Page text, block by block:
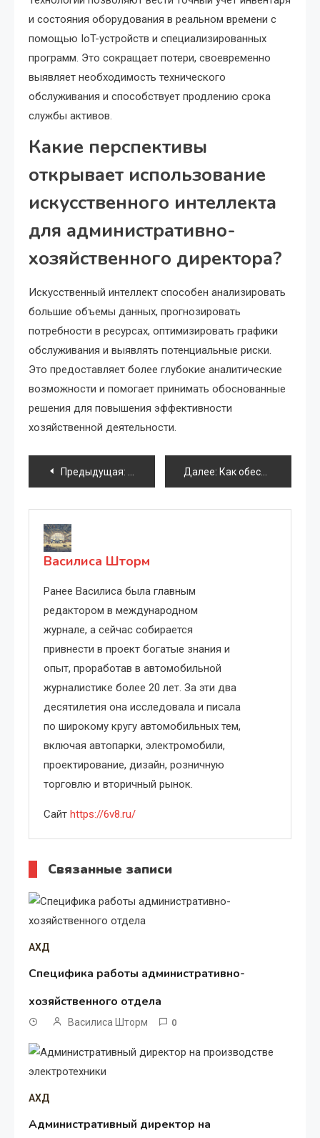
и состояния оборудования в реальном времени с
помощью IoT-устройств и специализированных
программ. Это сокращает потери, своевременно
выявляет необходимость технического
обслуживания и способствует продлению срока
службы активов.
Какие перспективы
открывает использование
искусственного интеллекта
для административно-
хозяйственного директора?
Искусственный интеллект способен анализировать
большие объемы данных, прогнозировать
потребности в ресурсах, оптимизировать графики
обслуживания и выявлять потенциальные риски.
Это предоставляет более глубокие аналитические
возможности и помогает принимать обоснованные
решения для повышения эффективности
хозяйственной деятельности.
Навигация
по
записям
Предыдущая: Как избежать сбоев в работе:
Далее: Как обеспечить реальный контроль за стандартами энергоэффективности: лучшие практики и ключевые вызовы
Василиса Шторм
Ранее Василиса была главным
редактором в международном
журнале, а сейчас собирается
привнести в проект богатые знания и
опыт, проработав в автомобильной
журналистике более 20 лет. За эти два
десятилетия она исследовала и писала
по широкому кругу автомобильных тем,
включая автопарки, электромобили,
проектирование, дизайн, розничную
торговлю и вторичный рынок.
Сайт https://6v8.ru/
Связанные записи
АХД
Специфика работы административно-
хозяйственного отдела
Василиса Шторм 0
АХД
Административный директор на